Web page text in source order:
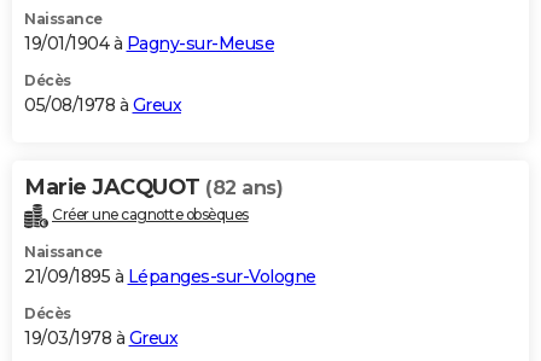
Naissance
19/01/1904 à Pagny-sur-Meuse
Décès
05/08/1978 à Greux
Marie JACQUOT (82 ans)
Créer une cagnotte obsèques
Naissance
21/09/1895 à Lépanges-sur-Vologne
Décès
19/03/1978 à Greux